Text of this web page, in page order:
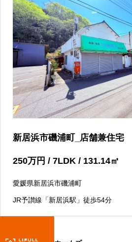
新居浜市磯浦町_店舗兼住宅
250万円 / 7LDK / 131.14㎡
愛媛県新居浜市磯浦町
JR予讃線「新居浜駅」徒歩54分